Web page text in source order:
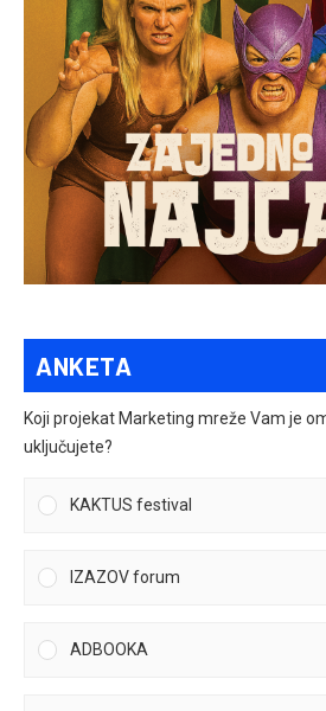
ANKETA
Koji projekat Marketing mreže Vam je
uključujete?
KAKTUS festival
IZAZOV forum
ADBOOKA